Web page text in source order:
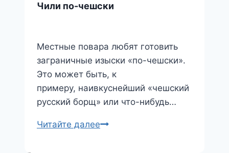
Чили по-чешски
Местные повара любят готовить
заграничные изыски «по-чешски».
Это может быть, к
примеру, наивкуснейший «чешский
русский борщ» или что-нибудь…
Читайте далееЧили